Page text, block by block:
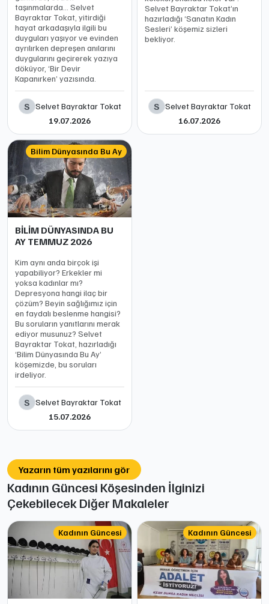
taşınmalarda… Selvet
Bayraktar Tokat, yitirdiği
hayat arkadaşıyla ilgili bu
duyguları yaşıyor ve evinden
ayrılırken depreşen anılarını
duygularını geçirerek yazıya
döküyor, ‘Bir Devir
Kapanırken’ yazısında.
S Selvet Bayraktar Tokat
19.07.2026
Selvet Bayraktar Tokat’ın
hazırladığı ‘Sanatın Kadın
Sesleri’ köşemiz sizleri
bekliyor.
S Selvet Bayraktar Tokat
16.07.2026
Bilim Dünyasında Bu Ay
BİLİM DÜNYASINDA BU
AY TEMMUZ 2026
Kim aynı anda birçok işi
yapabiliyor? Erkekler mi
yoksa kadınlar mı?
Depresyona hangi ilaç bir
çözüm? Beyin sağlığımız için
en faydalı beslenme hangisi?
Bu soruların yanıtlarını merak
ediyor musunuz? Selvet
Bayraktar Tokat, hazırladığı
‘Bilim Dünyasında Bu Ay’
köşemizde, bu soruları
irdeliyor.
S Selvet Bayraktar Tokat
15.07.2026
Yazarın tüm yazılarını gör
Kadının Güncesi Köşesinden İlginizi
Çekebilecek Diğer Makaleler
Kadının Güncesi Kadının Güncesi